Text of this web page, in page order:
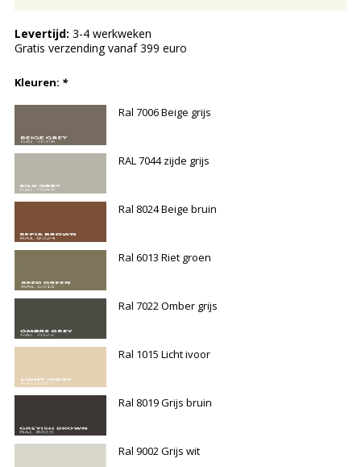
Levertijd: 3-4 werkweken
Gratis verzending vanaf 399 euro
Kleuren: *
Ral 7006 Beige grijs
RAL 7044 zijde grijs
Ral 8024 Beige bruin
Ral 6013 Riet groen
Ral 7022 Omber grijs
Ral 1015 Licht ivoor
Ral 8019 Grijs bruin
Ral 9002 Grijs wit